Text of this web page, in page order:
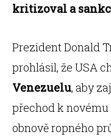
kritizoval a
Prezident Donald
prohlásil, že USA
Venezuelu, aby
přechod k
obnově ropného